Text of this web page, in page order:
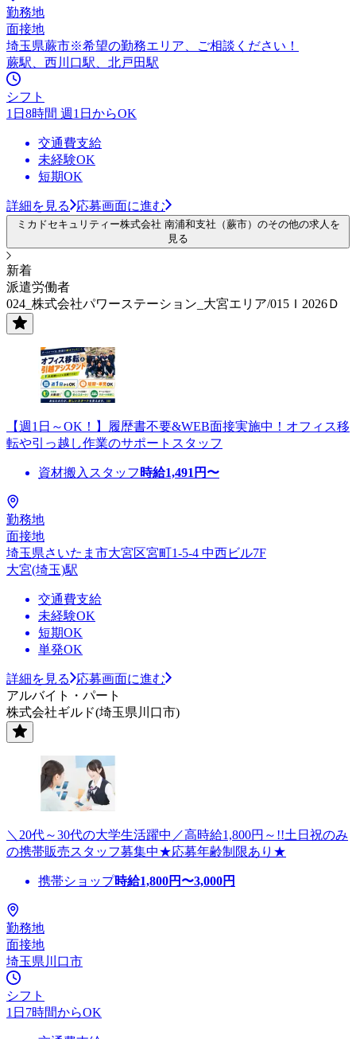
勤務地
面接地
埼玉県蕨市※希望の勤務エリア、ご相談ください！
蕨駅、西川口駅、北戸田駅
シフト
1日8時間 週1日からOK
交通費支給
未経験OK
短期OK
詳細を見る 応募画面に進む
ミカドセキュリティー株式会社 南浦和支社（蕨市）のその他の求人を
見る
新着
派遣労働者
024_株式会社パワーステーション_大宮エリア/015Ｉ2026Ｄ
【週1日～OK！】履歴書不要&WEB面接実施中！オフィス移
転や引っ越し作業のサポートスタッフ
資材搬入スタッフ 時給1,491 円〜
勤務地
面接地
埼玉県さいたま市大宮区宮町1-5-4 中西ビル7F
大宮(埼玉)駅
交通費支給
未経験OK
短期OK
単発OK
詳細を見る
応募画面に進む
アルバイト・パート
株式会社ギルド(埼玉県川口市)
＼20代～30代の大学生活躍中／高時給1,800円～!!土日祝のみ
の携帯販売スタッフ募集中★応募年齢制限あり★
携帯ショップ時給1,800円〜3,000円
勤務地
面接地
埼玉県川口市
シフト
1日7時間からOK